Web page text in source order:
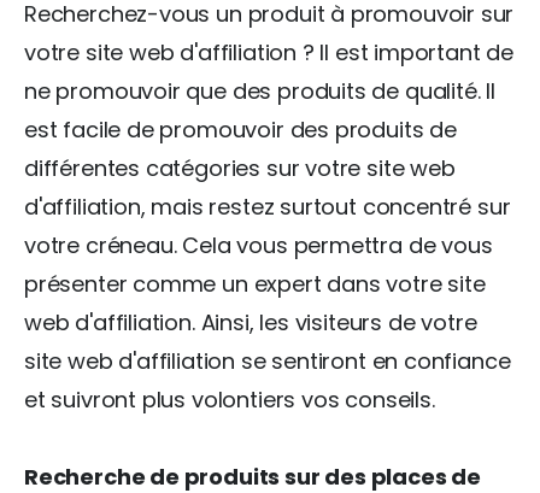
Recherchez-vous un produit à promouvoir sur
votre site web d'affiliation ? Il est important de
ne promouvoir que des produits de qualité. Il
est facile de promouvoir des produits de
différentes catégories sur votre site web
d'affiliation, mais restez surtout concentré sur
votre créneau. Cela vous permettra de vous
présenter comme un expert dans votre site
web d'affiliation. Ainsi, les visiteurs de votre
site web d'affiliation se sentiront en confiance
et suivront plus volontiers vos conseils.
Recherche de produits sur des places de